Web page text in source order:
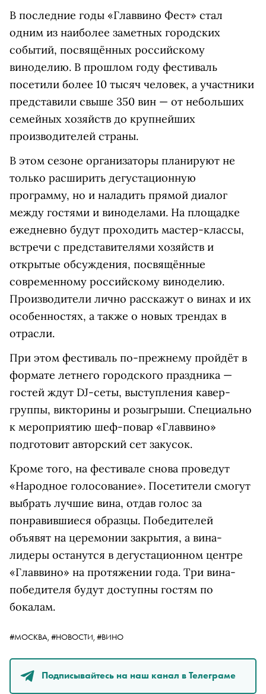
В последние годы «Главвино Фест» стал
одним из наиболее заметных городских
событий, посвящённых российскому
виноделию. В прошлом году фестиваль
посетили более 10 тысяч человек, а участники
представили свыше 350 вин — от небольших
семейных хозяйств до крупнейших
производителей страны.
В этом сезоне организаторы планируют не
только расширить дегустационную
программу, но и наладить прямой диалог
между гостями и виноделами. На площадке
ежедневно будут проходить мастер-классы,
встречи с представителями хозяйств и
открытые обсуждения, посвящённые
современному российскому виноделию.
Производители лично расскажут о винах и их
особенностях, а также о новых трендах в
отрасли.
При этом фестиваль по-прежнему пройдёт в
формате летнего городского праздника —
гостей ждут DJ-сеты, выступления кавер-
группы, викторины и розыгрыши. Специально
к мероприятию шеф-повар «Главвино»
подготовит авторский сет закусок.
Кроме того, на фестивале снова проведут
«Народное голосование». Посетители смогут
выбрать лучшие вина, отдав голос за
понравившиеся образцы. Победителей
объявят на церемонии закрытия, а вина-
лидеры останутся в дегустационном центре
«Главвино» на протяжении года. Три вина-
победителя будут доступны гостям по
бокалам.
#МОСКВА, #НОВОСТИ, #ВИНО
Подписывайтесь на наш канал в Телеграме